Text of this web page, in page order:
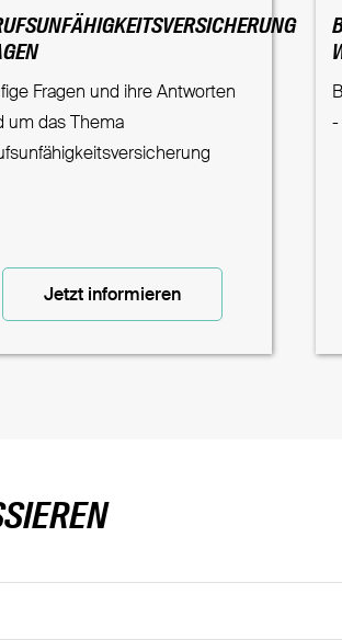
Fragen und ihre Antworten
um das Thema
Jetzt informieren
-